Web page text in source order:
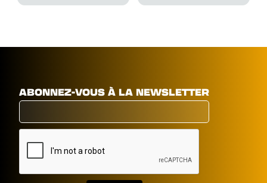
ABONNEZ-VOUS À LA NEWSLETTER